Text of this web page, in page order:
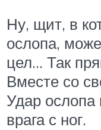
Ну, щит, в
ослопа,
цел… Так
Вместе со
Удар ослопа
врага с ног.